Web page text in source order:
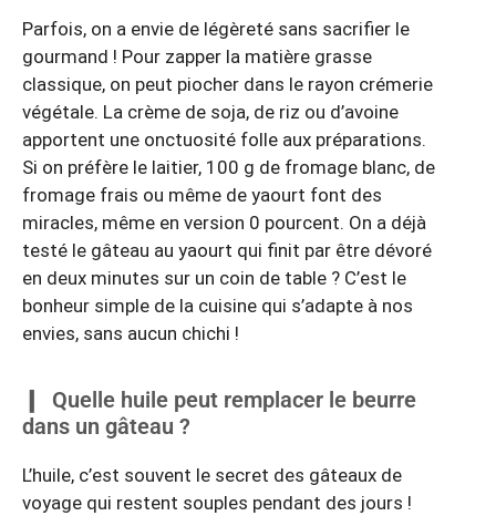
Parfois, on a envie de légèreté sans sacrifier le
gourmand ! Pour zapper la matière grasse
classique, on peut piocher dans le rayon crémerie
végétale. La crème de soja, de riz ou d’avoine
apportent une onctuosité folle aux préparations.
Si on préfère le laitier, 100 g de fromage blanc, de
fromage frais ou même de yaourt font des
miracles, même en version 0 pourcent. On a déjà
testé le gâteau au yaourt qui finit par être dévoré
en deux minutes sur un coin de table ? C’est le
bonheur simple de la cuisine qui s’adapte à nos
envies, sans aucun chichi !
Quelle huile peut remplacer le beurre
dans un gâteau ?
L’huile, c’est souvent le secret des gâteaux de
voyage qui restent souples pendant des jours !